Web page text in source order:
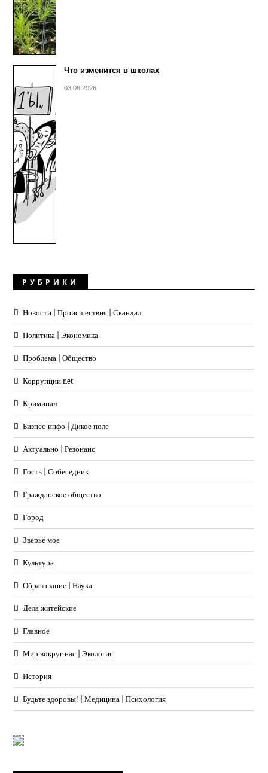
Что изменится в школах
03.08.2026
РУБРИКИ
Новости | Происшествия | Скандал
Политика | Экономика
Проблема | Общество
Коррупции.net
Криминал
Бизнес-инфо | Дикое поле
Актуально | Резонанс
Гость | Собеседник
Гражданское общество
Город
Зверьё моё
Культура
Образование | Наука
Дела житейские
Главное
Мир вокруг нас | Экология
История
Будьте здоровы! | Медицина | Психология